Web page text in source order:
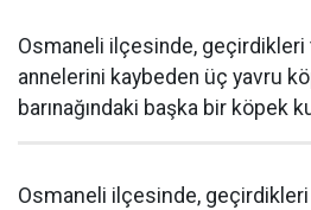
Osmaneli ilçesinde, geçirdikleri
annelerini kaybeden üç yavru
barınağındaki başka bir köpek
Osmaneli ilçesinde,